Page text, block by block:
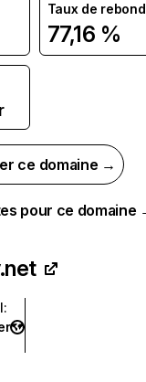
Taux de rebond
77,16 %
ce domaine →
pour ce domaine
: